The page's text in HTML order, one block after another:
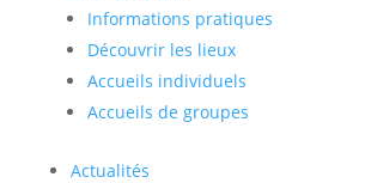
Informations pratiques
Découvrir les lieux
Accueils individuels
Accueils de groupes
Actualités